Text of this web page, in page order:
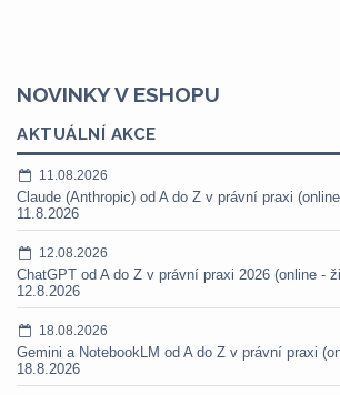
NOVINKY V ESHOPU
AKTUÁLNÍ AKCE
11.08.2026
Claude (Anthropic) od A do Z v právní praxi
11.8.2026
12.08.2026
ChatGPT od A do Z v právní praxi 2026 (online -
12.8.2026
18.08.2026
Gemini a NotebookLM od A do Z v právní praxi
18.8.2026